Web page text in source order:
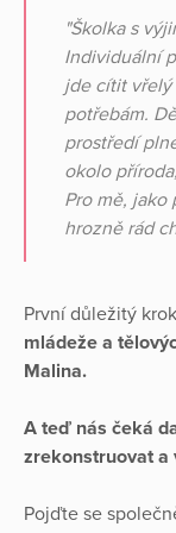
"Školka s
Individuální
jde cítit vřelý
potřebám.
prostředí
okolo
Pro mě,
hrozně rád
První důležitý
mládeže a
Malina.
A teď nás čeká
zrekonstruovat a
Pojďte se